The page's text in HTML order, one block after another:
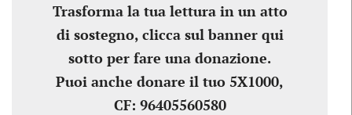
Trasforma la tua lettura in un atto
di sostegno, clicca sul banner qui
sotto per fare una donazione.
Puoi anche donare il tuo 5X1000,
CF: 96405560580